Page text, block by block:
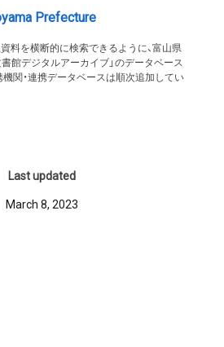
Prefecture
料を横断的に検索できるように、富山県
館デジタルアーカイブ」のデータベース
関・連携データベースは順次追加してい
Last updated
March 8, 2023